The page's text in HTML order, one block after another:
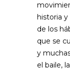
historia
de los
que se
y
el baile,